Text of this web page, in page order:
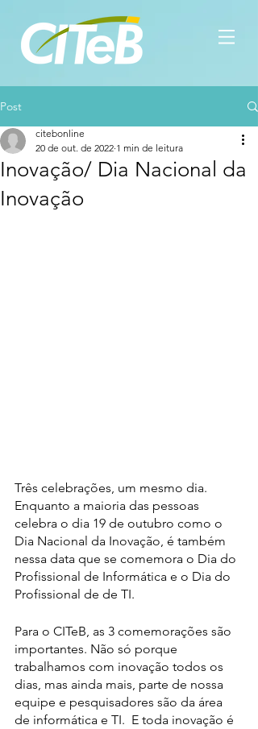
Post
Inovação/ Dia Nacional da
Inovação
citebonline
20 de out. de 2022 1 min de leitura
Três celebrações, um mesmo dia.
Enquanto a maioria das pessoas
celebra o dia 19 de outubro como o
Dia Nacional da Inovação, é também
nessa data que se comemora o Dia do
Profissional de Informática e o Dia do
Profissional de de TI.
Para o CITeB, as 3 comemorações são
importantes. Não só porque
trabalhamos com inovação todos os
dias, mas ainda mais, parte de nossa
equipe e pesquisadores são da área
de informática e TI.  E toda inovação é